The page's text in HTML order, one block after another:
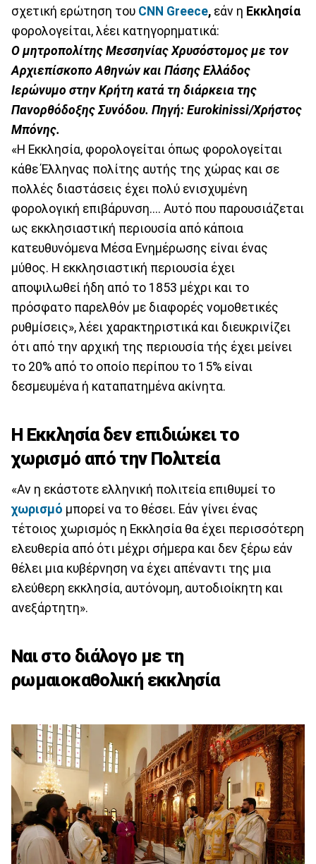
σχετική ερώτηση του CNN Greece, εάν η Εκκλησία
φορολογείται, λέει κατηγορηματικά:
Ο μητροπολίτης Μεσσηνίας Χρυσόστομος με τον
Αρχιεπίσκοπο Αθηνών και Πάσης Ελλάδος
Ιερώνυμο στην Κρήτη κατά τη διάρκεια της
Πανορθόδοξης Συνόδου. Πηγή: Eurokinissi/Χρήστος
Μπόνης.
«Η Εκκλησία, φορολογείται όπως φορολογείται
κάθε Έλληνας πολίτης αυτής της χώρας και σε
πολλές διαστάσεις έχει πολύ ενισχυμένη
φορολογική επιβάρυνση.... Αυτό που παρουσιάζεται
ως εκκλησιαστική περιουσία από κάποια
κατευθυνόμενα Μέσα Ενημέρωσης είναι ένας
μύθος. Η εκκλησιαστική περιουσία έχει
αποψιλωθεί ήδη από το 1853 μέχρι και το
πρόσφατο παρελθόν με διαφορές νομοθετικές
ρυθμίσεις», λέει χαρακτηριστικά και διευκρινίζει
ότι από την αρχική της περιουσία τής έχει μείνει
το 20% από το οποίο περίπου το 15% είναι
δεσμευμένα ή καταπατημένα ακίνητα.
Η Εκκλησία δεν επιδιώκει το
χωρισμό από την Πολιτεία
«Αν η εκάστοτε ελληνική πολιτεία επιθυμεί το
χωρισμό μπορεί να το θέσει. Εάν γίνει ένας
τέτοιος χωρισμός η Εκκλησία θα έχει περισσότερη
ελευθερία από ότι μέχρι σήμερα και δεν ξέρω εάν
θέλει μια κυβέρνηση να έχει απέναντι της μια
ελεύθερη εκκλησία, αυτόνομη, αυτοδιοίκητη και
ανεξάρτητη».
Ναι στο διάλογο με τη
ρωμαιοκαθολική εκκλησία